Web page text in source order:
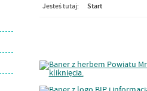
Jesteś tutaj: Start